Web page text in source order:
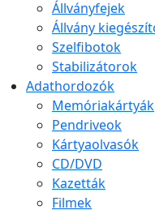
Állványfejek
Állvány
Szelfibotok
Stabilizátorok
Adathordozók
Memóriakártyák
Pendriveok
Kártyaolvasók
CD/DVD
Kazetták
Filmek